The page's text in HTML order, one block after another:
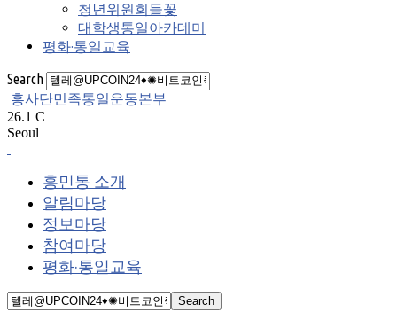
청년위원회들꽃
대학생통일아카데미
평화·통일교육
Search
흥사단민족통일운동본부
26.1 C
Seoul
흥민통 소개
알림마당
정보마당
참여마당
평화·통일교육